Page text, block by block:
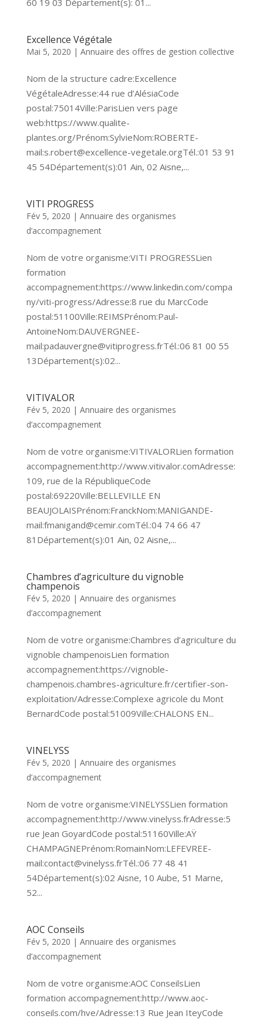
60 19 03 Département(s): 01...
Excellence Végétale
Mai 5, 2020 | Annuaire des offres de gestion collective
Nom de la structure cadre:Excellence
VégétaleAdresse:44 rue d’AlésiaCode
postal:75014Ville:ParisLien vers page
web:https://www.qualite-
plantes.org/Prénom:SylvieNom:ROBERTE-
mail:s.robert@excellence-vegetale.orgTél.:01 53 91
45 54Département(s):01 Ain, 02 Aisne,...
VITI PROGRESS
Fév 5, 2020 | Annuaire des organismes
d’accompagnement
Nom de votre organisme:VITI PROGRESSLien
formation
accompagnement:https://www.linkedin.com/compa
ny/viti-progress/Adresse:8 rue du MarcCode
postal:51100Ville:REIMSPrénom:Paul-
AntoineNom:DAUVERGNEE-
mail:padauvergne@vitiprogress.frTél.:06 81 00 55
13Département(s):02...
VITIVALOR
Fév 5, 2020 | Annuaire des organismes
d’accompagnement
Nom de votre organisme:VITIVALORLien formation
accompagnement:http://www.vitivalor.comAdresse:
109, rue de la RépubliqueCode
postal:69220Ville:BELLEVILLE EN
BEAUJOLAISPrénom:FranckNom:MANIGANDE-
mail:fmanigand@cemir.comTél.:04 74 66 47
81Département(s):01 Ain, 02 Aisne,...
Chambres d’agriculture du vignoble
champenois
Fév 5, 2020 | Annuaire des organismes
d’accompagnement
Nom de votre organisme:Chambres d’agriculture du
vignoble champenoisLien formation
accompagnement:https://vignoble-
champenois.chambres-agriculture.fr/certifier-son-
exploitation/Adresse:Complexe agricole du Mont
BernardCode postal:51009Ville:CHALONS EN...
VINELYSS
Fév 5, 2020 | Annuaire des organismes
d’accompagnement
Nom de votre organisme:VINELYSSLien formation
accompagnement:http://www.vinelyss.frAdresse:5
rue Jean GoyardCode postal:51160Ville:AŸ
CHAMPAGNEPrénom:RomainNom:LEFEVREE-
mail:contact@vinelyss.frTél.:06 77 48 41
54Département(s):02 Aisne, 10 Aube, 51 Marne,
52...
AOC Conseils
Fév 5, 2020 | Annuaire des organismes
d’accompagnement
Nom de votre organisme:AOC ConseilsLien
formation accompagnement:http://www.aoc-
conseils.com/hve/Adresse:13 Rue Jean IteyCode